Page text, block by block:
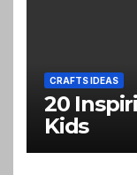
CRAFTS IDEAS
20
Kids